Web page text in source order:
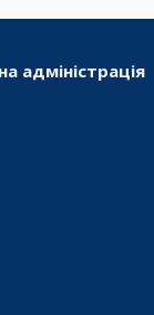
адміністрація